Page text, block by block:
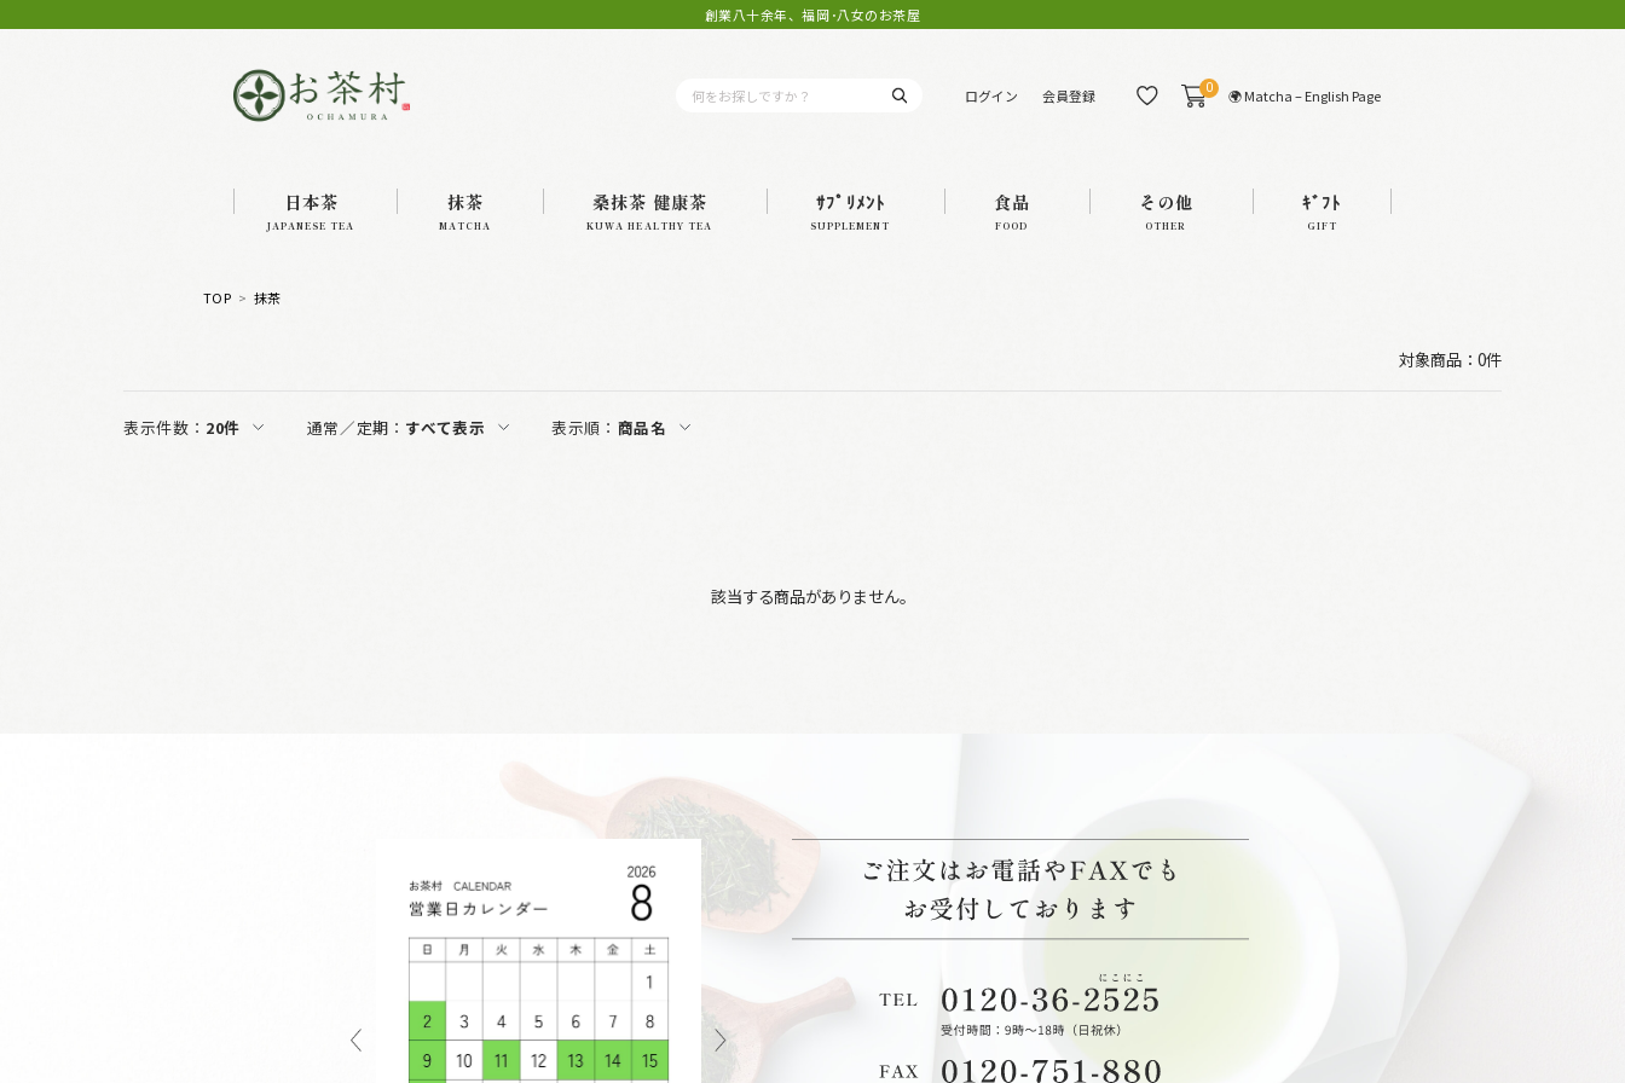
創業八十余年、福岡･八女のお茶屋
ログイン 会員登録 0 🌍 Matcha – English Page
日本茶
JAPANESE TEA
抹茶
MATCHA
桑抹茶 健康茶
KUWA HEALTHY TEA
ｻﾌﾟﾘﾒﾝﾄ
SUPPLEMENT
食品
FOOD
その他
OTHER
ｷﾞﾌﾄ
GIFT
TOP 抹茶
対象商品：0件
表示件数： 20件 通常／定期： すべて表示 表示順： 商品名
該当する商品がありません。